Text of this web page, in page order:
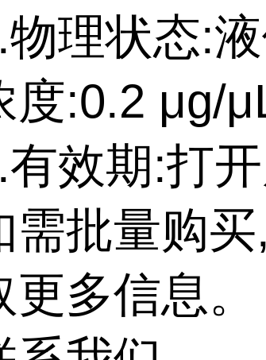
物理状态:
度:0.2 μg/
效期:打开
需批量购
更多信息。